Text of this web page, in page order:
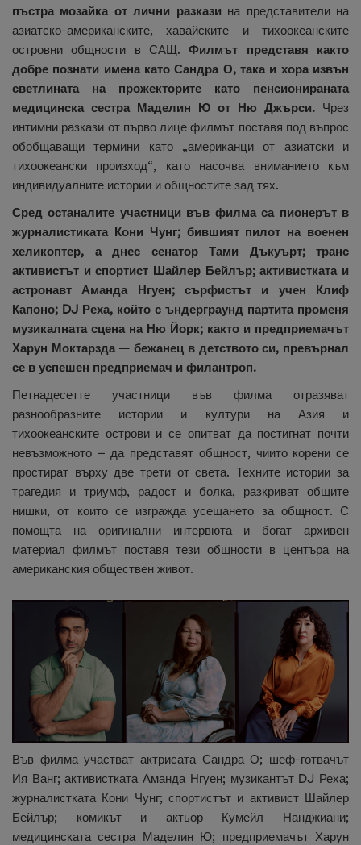
пъстра мозайка от лични разкази на представители на
азиатско-американските, хавайските и тихоокеанските
островни общности в САЩ.Филмът представя както
добре познати имена като Сандра О, така и хора извън
светлината на прожекторите като пенсионираната
медицинска сестра Маделин Ю от Ню Джърси. Чрез
интимни разкази от първо лице филмът поставя под въпрос
обобщаващи термини като „американци от азиатски и
тихоокеански произход“, като насочва вниманието към
индивидуалните истории и общностите зад тях.
Сред останалите участници във филма са пионерът в
журналистиката Кони Чунг; бившият пилот на военен
хеликоптер, а днес сенатор Тами Дъкуърт; транс
активистът и спортист Шайлер Бейлър; активистката и
астронавт Аманда Нгуен; сърфистът и учен Клиф
Капоно; DJ Реха, който с ъндерграунд партита променя
музикалната сцена на Ню Йорк; както и предприемачът
Харун Моктарзда — бежанец в детството си, превърнал
се в успешен предприемач и филантроп.
Петнадесетте участници във филма отразяват
разнообразните истории и култури на Азия и
тихоокеанските острови и се опитват да постигнат почти
невъзможното – да представят общност, чиито корени се
простират върху две трети от света. Техните истории за
трагедия и триумф, радост и болка, разкриват общите
нишки, от които се изгражда усещането за общност. С
помощта на оригинални интервюта и богат архивен
материал филмът поставя тези общности в центъра на
американския обществен живот.
Във филма участват актрисата Сандра О; шеф-готвачът
Ия Ванг; активистката Аманда Нгуен; музикантът DJ Реха;
журналистката Кони Чунг; спортистът и активист Шайлер
Бейлър; комикът и актьор Кумейл Нанджиани;
медицинската сестра Маделин Ю; предприемачът Харун